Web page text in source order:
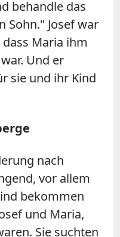
behandle das
Sohn." Josef war
Maria ihm
Und er
sie und ihr Kind
nach
vor allem
bekommen
und Maria,
Sie suchten